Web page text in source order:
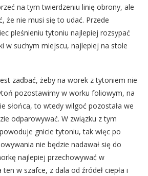
na tym twierdzeniu linię obrony, ale
że nie musi się to udać. Przede
pleśnieniu tytoniu najlepiej rozsypać
w suchym miejscu, najlepiej na stole
zadbać, żeby na worek z tytoniem nie
pozostawimy w worku foliowym, na
słońca, to wtedy wilgoć pozostała we
odparowywać. W związku z tym
gnicie tytoniu, tak więc po
nie będzie nadawał się do
najlepiej przechowywać w
w szafce, z dala od źródeł ciepła i